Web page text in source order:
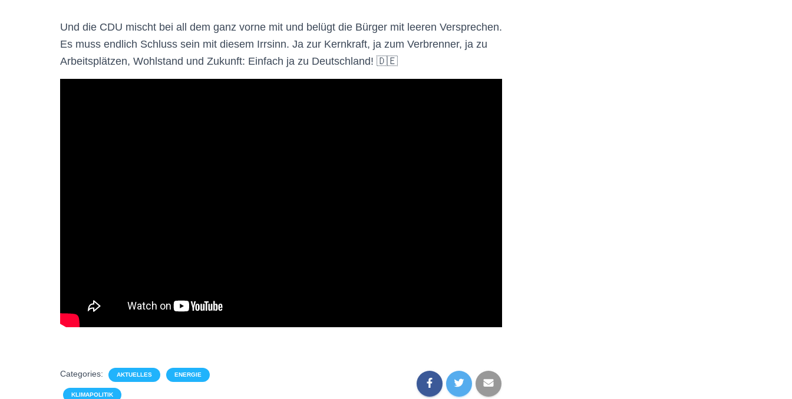
Und die CDU mischt bei all dem ganz vorne mit und belügt die Bürger mit leeren Versprechen.
Es muss endlich Schluss sein mit diesem Irrsinn. Ja zur Kernkraft, ja zum Verbrenner, ja zu
Arbeitsplätzen, Wohlstand und Zukunft: Einfach ja zu Deutschland! 🇩🇪
Categories: AKTUELLES ENERGIE
KLIMAPOLITIK